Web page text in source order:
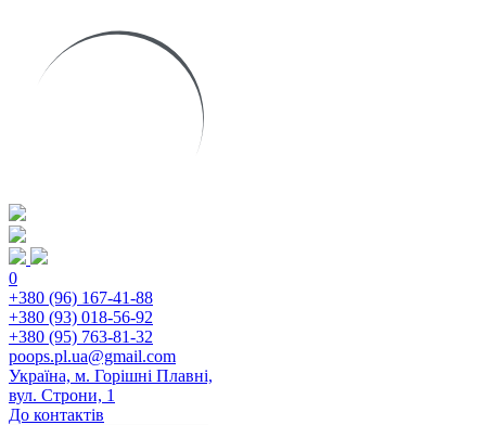
0
+380 (96) 167-41-88
+380 (93) 018-56-92
+380 (95) 763-81-32
poops.pl.ua@gmail.com
Україна, м. Горішні Плавні,
вул. Строни, 1
До контактів